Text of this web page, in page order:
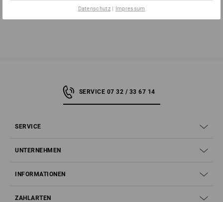
aufbewahren.
SERVICE 07 32 / 33 67 14
SERVICE
UNTERNEHMEN
INFORMATIONEN
ZAHLARTEN
Datenschutz| Impressum